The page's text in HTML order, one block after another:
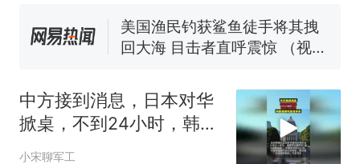
来源：参考消息）
笔试第一被第二名传话劝弃考
官方通报
因老师一句“跟我回家”改写了
人生
中方接到消息，日本对华
掀桌，不到24小时，韩国
通牒先送进东京
小宋聊军工